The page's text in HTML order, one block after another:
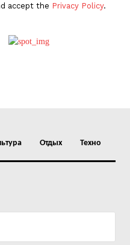
accept the Privacy Policy.
Отдых Техно